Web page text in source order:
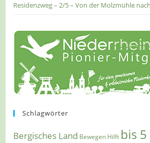
Residenzweg – 2/5 – Von der Molzmühle
Schlagwörter
Bergisches Land Bewegen Hilft bis